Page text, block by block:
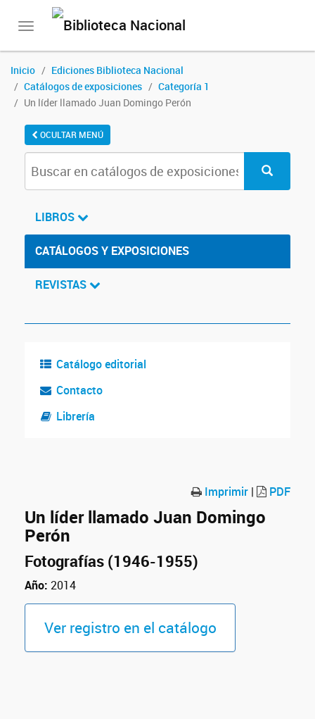
Toggle
Inicio
Ediciones Biblioteca Nacional
Catálogos de exposiciones
Categoría 1
Un líder llamado Juan Domingo Perón
OCULTAR MENÚ
LIBROS
CATÁLOGOS Y EXPOSICIONES
REVISTAS
Catálogo editorial
Contacto
Librería
Imprimir | PDF
Un líder llamado Juan Domingo
Perón
Fotografías (1946-1955)
Año: 2014
Ver registro en el catálogo